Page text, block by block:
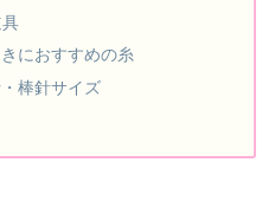
におすすめの糸
棒針サイズ